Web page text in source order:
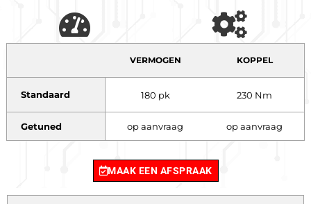
VERMOGEN KOPPEL
Standaard 180 pk 230 Nm
Getuned op aanvraag op aanvraag
MAAK EEN AFSPRAAK